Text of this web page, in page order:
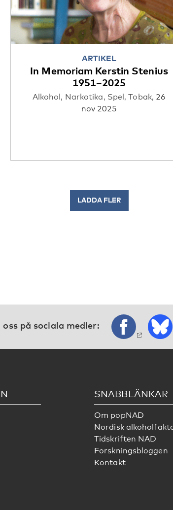
ARTIKEL
In Memoriam Kerstin Stenius
1951–2025
Alkohol, Narkotika, Spel,Tobak, 26
nov 2025
LADDA FLER
oss på sociala medier:
SNABBLÄNKAR
Om popNAD
Nordisk
Tidskriften NAD
Forskningsbloggen
Kontakt